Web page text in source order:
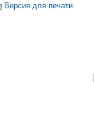
Версия для печати